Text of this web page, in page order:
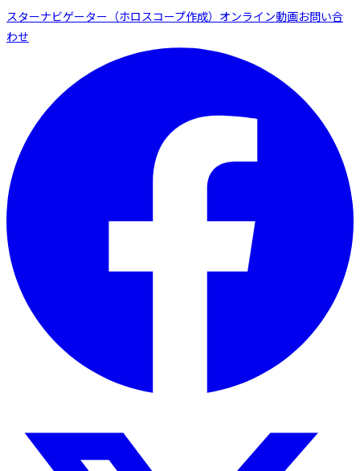
スターナビゲーター（ホロスコープ作成） オンライン動画お問い合
わせ